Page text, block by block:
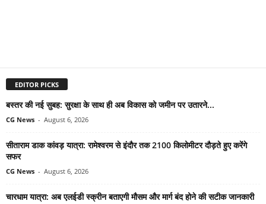
EDITOR PICKS
बस्तर की नई सुबह: सुरक्षा के साथ ही अब विकास को जमीन पर उतारने...
CG News - August 6, 2026
सीताराम डाक कांवड़ यात्रा: रामेश्वरम से इंदौर तक 2100 किलोमीटर दौड़ते हुए करेंगे
सफर
CG News - August 6, 2026
चारधाम यात्रा: अब एलईडी स्क्रीन बताएगी मौसम और मार्ग बंद होने की सटीक जानकारी